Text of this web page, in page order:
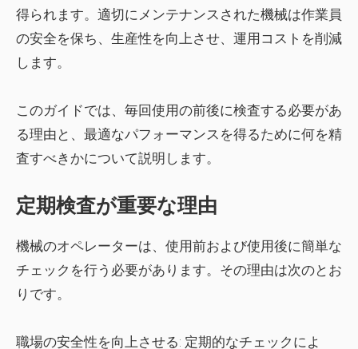
得られます。適切にメンテナンスされた機械は作業員
の安全を保ち、生産性を向上させ、運用コストを削減
します。
このガイドでは、毎回使用の前後に検査する必要があ
る理由と、最適なパフォーマンスを得るために何を精
査すべきかについて説明します。
定期検査が重要な理由
機械のオペレーターは、使用前および使用後に簡単な
チェックを行う必要があります。その理由は次のとお
りです。
職場の安全性を向上させる: 定期的なチェックによ